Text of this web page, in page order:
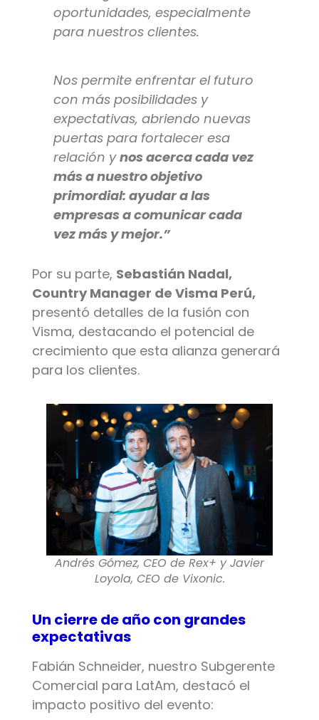
oportunidades, especialmente
para nuestros clientes.
Nos permite enfrentar el futuro
con más posibilidades y
expectativas, abriendo nuevas
puertas para fortalecer esa
relación ynos acerca cada vez
más a nuestro objetivo
primordial: ayudar a las
empresas a comunicar cada
vez más y mejor.”
Por su parte, Sebastián Nadal,
Country Manager de Visma Perú,
presentó detalles de la fusión con
Visma, destacando el potencial de
crecimiento que esta alianza generará
para los clientes.
Andrés Gómez, CEO de Rex+ y Javier
Loyola, CEO de Vixonic.
Un cierre de año con grandes
expectativas
Fabián Schneider, nuestro Subgerente
Comercial para LatAm, destacó el
impacto positivo del evento: